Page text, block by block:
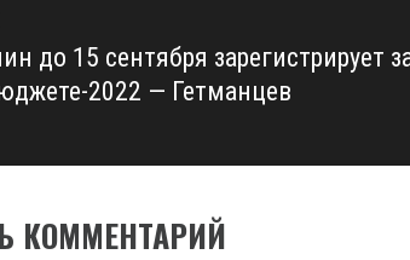
до 15 сентября зарегистрирует
2022 — Гетманцев
КОММЕНТАРИЙ